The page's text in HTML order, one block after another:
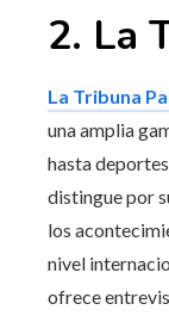
2. La
La Tribuna
una amplia
hasta
distingue por
los
nivel
ofrece